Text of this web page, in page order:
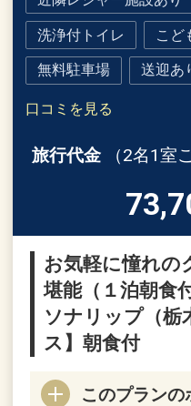
洗浄付トイレ こど
無料駐車場 送迎あ
口コミを見る
旅行代金
（2名1室
お気軽に憧れの
堪能（１泊朝食
ソナリップ（栃
ス】朝食付
このプランの